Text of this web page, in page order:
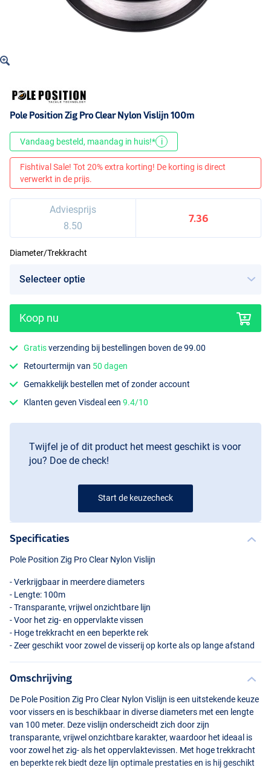
Pole Position Zig Pro Clear Nylon Vislijn 100m
Vandaag besteld, maandag in huis!* i
Fishtival Sale! Tot 20% extra korting! De korting is direct
verwerkt in de prijs.
Adviesprijs
8.50
7.36
Diameter/Trekkracht
Koop nu
Gratisverzending bij bestellingen boven de 99.00
Retourtermijn van 50 dagen
Gemakkelijk bestellen met of zonder account
Klanten geven Visdeal een9.4/10
Twijfel je of dit product het meest geschikt is voor
jou? Doe de check!
Start de keuzecheck
Specificaties
Pole Position Zig Pro Clear Nylon Vislijn
- Verkrijgbaar in meerdere diameters
- Lengte: 100m
- Transparante, vrijwel onzichtbare lijn
- Voor het zig- en oppervlakte vissen
- Hoge trekkracht en een beperkte rek
- Zeer geschikt voor zowel de visserij op korte als op lange afstand
Omschrijving
De Pole Position Zig Pro Clear Nylon Vislijn is een uitstekende keuze
voor vissers en is beschikbaar in diverse diameters met een lengte
van 100 meter. Deze vislijn onderscheidt zich door zijn
transparante, vrijwel onzichtbare karakter, waardoor het ideaal is
voor zowel het zig- als het oppervlaktevissen. Met hoge trekkracht
en beperkte rek biedt deze lijn optimale prestaties en is hij geschikt